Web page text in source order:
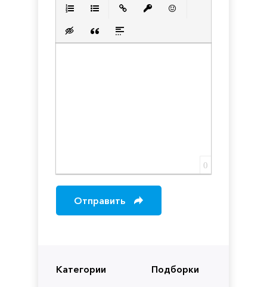
Категории Подборки
Вставка скрытого текста
Вставка цитаты
Вставка спойлера
0
Отправить